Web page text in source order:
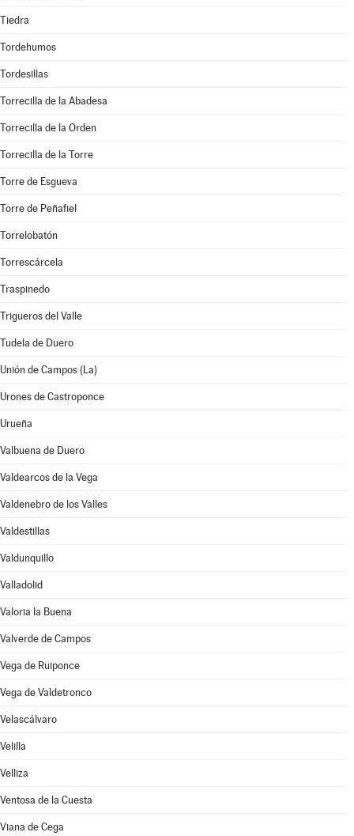
Tiedra
Tordehumos
Tordesillas
Torrecilla de la Abadesa
Torrecilla de la Orden
Torrecilla de la Torre
Torre de Esgueva
Torre de Peñafiel
Torrelobatón
Torrescárcela
Traspinedo
Trigueros del Valle
Tudela de Duero
Unión de Campos (La)
Urones de Castroponce
Urueña
Valbuena de Duero
Valdearcos de la Vega
Valdenebro de los Valles
Valdestillas
Valdunquillo
Valladolid
Valoria la Buena
Valverde de Campos
Vega de Ruiponce
Vega de Valdetronco
Velascálvaro
Velilla
Velliza
Ventosa de la Cuesta
Viana de Cega